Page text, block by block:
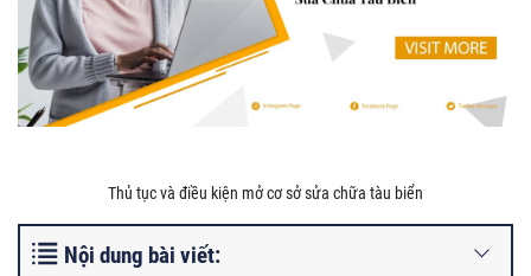
Thủ tục và điều kiện mở cơ sở sửa chữa tàu biển
Nội dung bài viết: